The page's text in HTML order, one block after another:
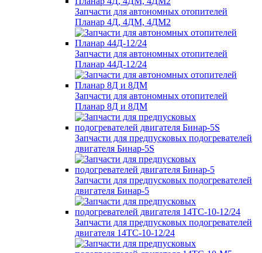
Запчасти для автономных отопителей
Планар 4Д, 4ДМ, 4ДМ2
Запчасти для автономных отопителей
Планар 44Д-12/24
Запчасти для автономных отопителей
Планар 8Д и 8ДМ
Запчасти для предпусковых подогревателей
двигателя Бинар-5S
Запчасти для предпусковых подогревателей
двигателя Бинар-5
Запчасти для предпусковых подогревателей
двигателя 14ТС-10-12/24